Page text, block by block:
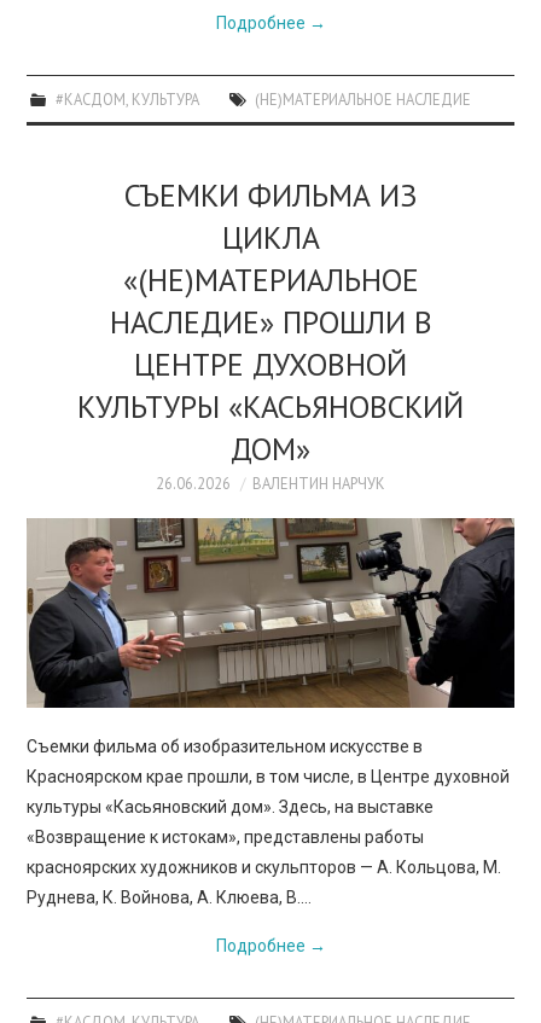
Подробнее →
#КАСДОМ, КУЛЬТУРА (НЕ)МАТЕРИАЛЬНОЕ НАСЛЕДИЕ
СЪЕМКИ ФИЛЬМА ИЗ
ЦИКЛА
«(НЕ)МАТЕРИАЛЬНОЕ
НАСЛЕДИЕ» ПРОШЛИ В
ЦЕНТРЕ ДУХОВНОЙ
КУЛЬТУРЫ «КАСЬЯНОВСКИЙ
ДОМ»
26.06.2026 ВАЛЕНТИН НАРЧУК
Съемки фильма об изобразительном искусстве в
Красноярском крае прошли, в том числе, в Центре духовной
культуры «Касьяновский дом». Здесь, на выставке
«Возвращение к истокам», представлены работы
красноярских художников и скульпторов — А. Кольцова, М.
Руднева, К. Войнова, А. Клюева, В.…
Подробнее →